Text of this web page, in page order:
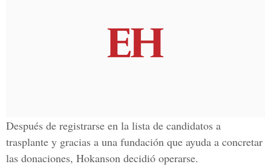
Después de registrarse en la lista de candidatos a
trasplante y gracias a una fundación que ayuda a concretar
las donaciones, Hokanson decidió operarse.